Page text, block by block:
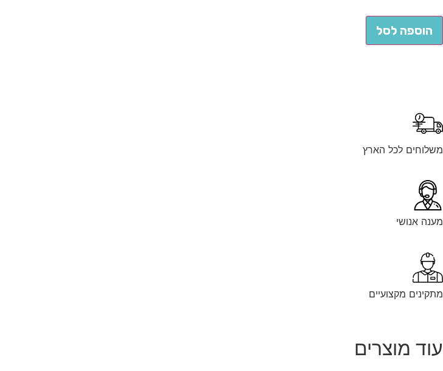
הוספה לסל
משלוחים לכל הארץ
מענה אנושי
מתקינים מקצועיים
עוד מוצרים